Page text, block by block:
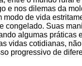
e nos dilemas da
de vida
congelado. Suas
algumas práticas
vidas cotidianas,
progressivo de